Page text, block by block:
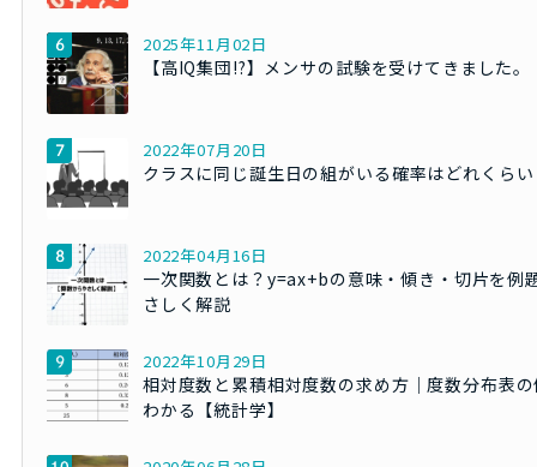
2025年11月02日
【高IQ集団!?】メンサの試験を受けてきました。
2022年07月20日
クラスに同じ誕生日の組がいる確率はどれくら
2022年04月16日
一次関数とは？y=ax+bの意味・傾き・切片を例
さしく解説
2022年10月29日
相対度数と累積相対度数の求め方｜度数分布表
わかる【統計学】